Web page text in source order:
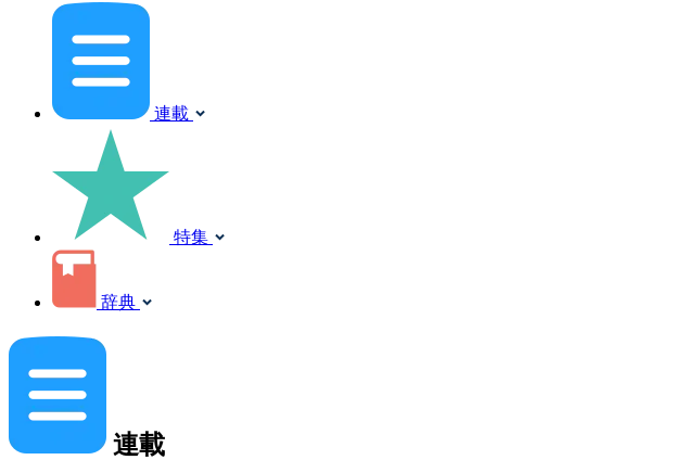
連載
特集
辞典
連載